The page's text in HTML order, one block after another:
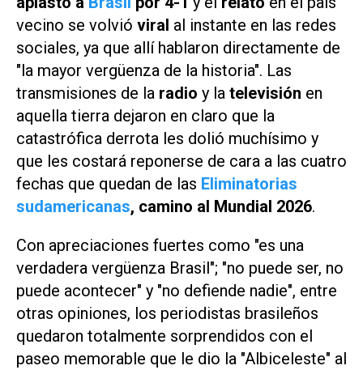
vecino se volvió viral al instante en las redes
sociales, ya que allí hablaron directamente de
"la mayor vergüenza de la historia". Las
transmisiones de la radio y la televisión en
aquella tierra dejaron en claro que la
catastrófica derrota les dolió muchísimo y
que les costará reponerse de cara a las cuatro
fechas que quedan de las Eliminatorias
sudamericanas, camino al Mundial 2026.
Con apreciaciones fuertes como "es una
verdadera vergüenza Brasil"; "no puede ser, no
puede acontecer" y "no defiende nadie", entre
otras opiniones, los periodistas brasileños
quedaron totalmente sorprendidos con el
paseo memorable que le dio la "Albiceleste" al